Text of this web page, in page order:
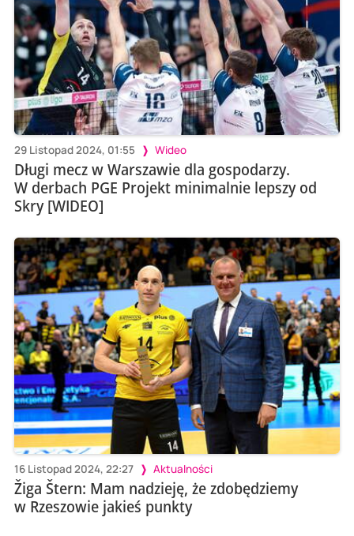
29 Listopad 2024, 01:55 Wideo
Długi mecz w Warszawie dla gospodarzy.
W derbach PGE Projekt minimalnie lepszy od
Skry [WIDEO]
16 Listopad 2024, 22:27 Aktualności
Žiga Štern: Mam nadzieję, że zdobędziemy
w Rzeszowie jakieś punkty